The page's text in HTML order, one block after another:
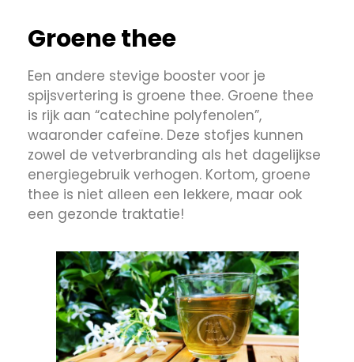
Groene thee
Een andere stevige booster voor je
spijsvertering is groene thee. Groene thee
is rijk aan “catechine polyfenolen”,
waaronder cafeïne. Deze stofjes kunnen
zowel de vetverbranding als het dagelijkse
energiegebruik verhogen. Kortom, groene
thee is niet alleen een lekkere, maar ook
een gezonde traktatie!